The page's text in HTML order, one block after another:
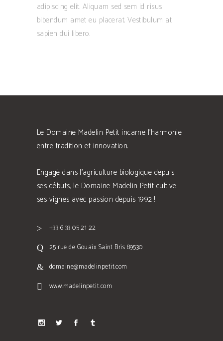
adipiscing elit. Aliquam sed sem id risus
bibendum amet eu placerat. Vestibulum at
sapien dui libero.
Le Domaine Madelin Petit incarne l'harmonie
entre tradition et innovation.
Engagé dans l'agriculture biologique depuis
ses débuts, le Domaine Madelin Petit cultive
ses vignes avec passion depuis 1992 !
+33 6 33 05 21 22
25 rue de Gouaix Saint Bris 89530
domaine@madelinpetit.com
www.madelinpetit.com